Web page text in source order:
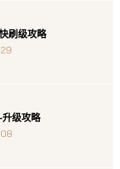
刷级攻略
级攻略